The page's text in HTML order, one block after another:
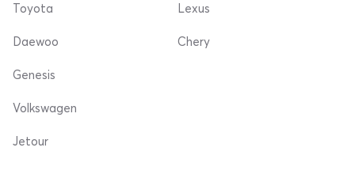
Toyota
Daewoo
Lexus
Chery
Genesis
Volkswagen
Jetour